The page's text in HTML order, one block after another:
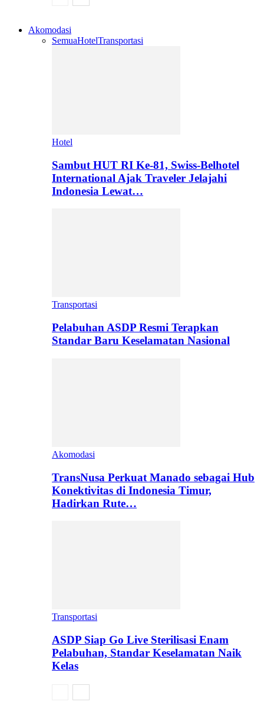
Akomodasi
SemuaHotelTransportasi
Hotel
Sambut HUT RI Ke-81, Swiss-Belhotel
International Ajak Traveler Jelajahi
Indonesia Lewat…
Transportasi
Pelabuhan ASDP Resmi Terapkan
Standar Baru Keselamatan Nasional
Akomodasi
TransNusa Perkuat Manado sebagai Hub
Konektivitas di Indonesia Timur,
Hadirkan Rute…
Transportasi
ASDP Siap Go Live Sterilisasi Enam
Pelabuhan, Standar Keselamatan Naik
Kelas